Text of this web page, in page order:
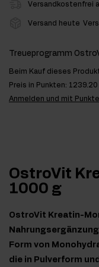
Versandkostenfrei
Versand heute
Treueprogramm
Beim Kauf dieses
Preis in Punkten: 1239.20
Anmelden und mit
OstroVit
1000 g
OstroVit Kreatin-
Form von
die in Pulverform